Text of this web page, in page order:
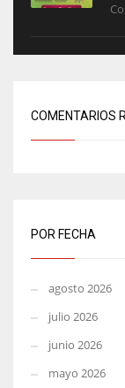
COMENTARIOS
POR FECHA
agosto 2026
julio 2026
junio 2026
mayo 2026